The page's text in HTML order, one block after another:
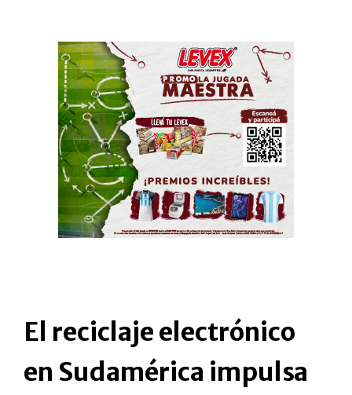
El reciclaje electrónico
en Sudamérica impulsa